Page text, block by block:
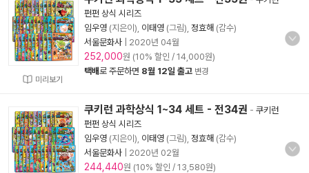
미리보기
펀펀 상식 시리즈
임우영 (지은이), 이태영 (그림), 정효해 (감수)
서울문화사
2020년 04월
252,000원 (10% 할인 / 14,000원)
택배로 주문하면 8월 12일 출고 변경
쿠키런 과학상식 1~34 세트 - 전34권 - 쿠키런
펀펀 상식 시리즈
임우영 (지은이), 이태영 (그림), 정효해 (감수)
서울문화사
2020년 02월
244,440원 (10% 할인 / 13,580원)